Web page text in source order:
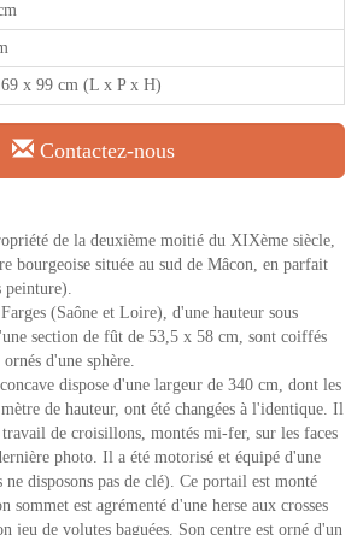
x 99 cm (L x P x H)
Contactez-nous
de la deuxième moitié du XIXème siècle,
bourgeoise située au sud de Mâcon, en parfait
peinture).
(Saône et Loire), d'une hauteur sous
section de fût de 53,5 x 58 cm, sont coiffés
d'une sphère.
dispose d'une largeur de 340 cm, dont les
de hauteur, ont été changées à l'identique. Il
travail de croisillons, montés mi-fer, sur les faces
photo. Il a été motorisé et équipé d'une
disposons pas de clé). Ce portail est monté
sommet est agrémenté d'une herse aux crosses
jeu de volutes baguées. Son centre est orné d'un